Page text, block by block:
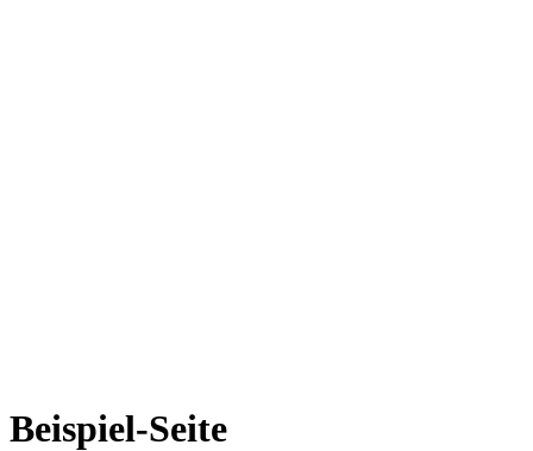
Beispiel-Seite